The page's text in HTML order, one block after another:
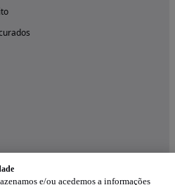
e/ou acedemos a informações